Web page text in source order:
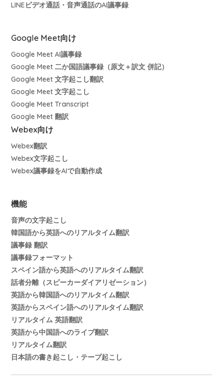
LINEビデオ通話・音声通話のAI議事録
Google Meet向け
Google Meet AI議事録
Google Meet 二か国語議事録（原文＋訳文 併記）
Google Meet 文字起こし翻訳
Google Meet 文字起こし
Google Meet Transcript
Google Meet 翻訳
Webex向け
Webex翻訳
Webex文字起こし
Webex議事録をAIで自動作成
機能
音声の文字起こし
韓国語から英語へのリアルタイム翻訳
議事録 翻訳
議事録フォーマット
スペイン語から英語へのリアルタイム翻訳
話者分離（スピーカーダイアリゼーション）
英語から韓国語へのリアルタイム翻訳
英語からスペイン語へのリアルタイム翻訳
リアルタイム 英語翻訳
英語から中国語へのライブ翻訳
リアルタイム翻訳
日本語の書き起こし・テープ起こし